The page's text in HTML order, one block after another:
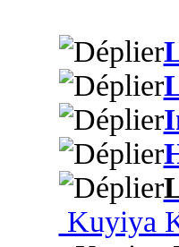
Kuyiya